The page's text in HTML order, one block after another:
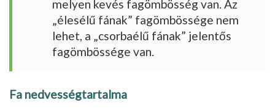
melyen kevés fagömbösség van. Az
„élesélű fának” fagömbössége nem
lehet, a „csorbaélű fának” jelentős
fagömbössége van.
Fa nedvességtartalma